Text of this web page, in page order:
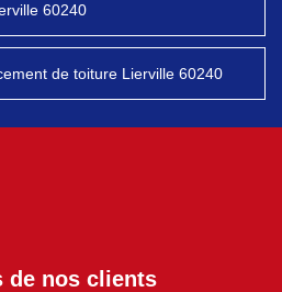
60240
de toiture Lierville 60240
de nos clients